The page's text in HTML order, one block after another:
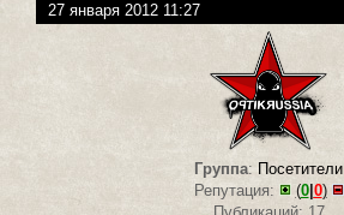
27 января 2012 11:27
Группа: Посетители
Репутация:
(0| 0)